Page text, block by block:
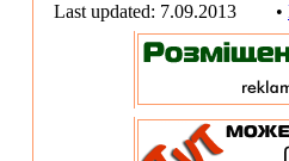
Last updated: 7.09.2013 •